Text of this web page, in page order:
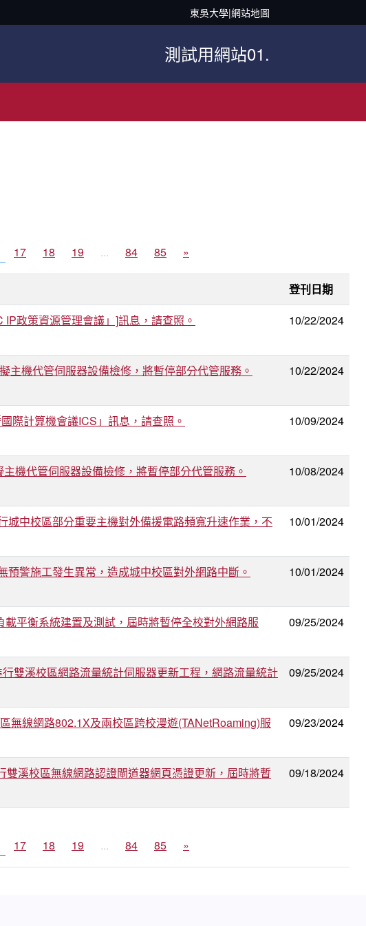
東吳大學|網站地圖
測試用網站01.
17 18 19 ... 84 85 »
登刊日期
政策資源管理會議」]訊息，請查照。 10/22/2024
主機代管伺服器設備檢修，將暫停部分代管服務。 10/22/2024
際計算機會議ICS」訊息，請查照。 10/09/2024
機代管伺服器設備檢修，將暫停部分代管服務。 10/08/2024
城中校區部分重要主機對外備援電路頻寬升速作業，不
10/01/2024
警施工發生異常，造成城中校區對外網路中斷。 10/01/2024
平衡系統建置及測試，屆時將暫停全校對外網路服
09/25/2024
雙溪校區網路流量統計伺服器更新工程，網路流量統計
09/25/2024
無線網路802.1X及兩校區跨校漫遊(TANetRoaming)服
09/23/2024
溪校區無線網路認證閘道器網頁憑證更新，屆時將暫
09/18/2024
17 18 19 ... 84 85 »